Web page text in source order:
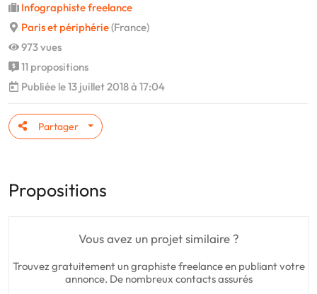
Infographiste freelance
Paris et périphérie(France)
973 vues
11 propositions
Publiée le 13 juillet 2018 à 17:04
Partager
Propositions
Vous avez un projet similaire ?
Trouvez gratuitement un graphiste freelance en publiant votre
annonce. De nombreux contacts assurés